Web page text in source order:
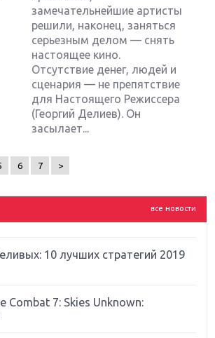
замечательнейшие артисты
решили, наконец, заняться
серьезным делом — снять
настоящее кино.
Отсутствие денег, людей и
сценария — не препятствие
для Настоящего Режиссера
(Георгий Делиев). Он
засылает...
6 7 >
все новости
мая: Nintendo, Microsoft и
нельзя ругать
10 лучших стратегий 2019
Combat 7: Skies Unknown: